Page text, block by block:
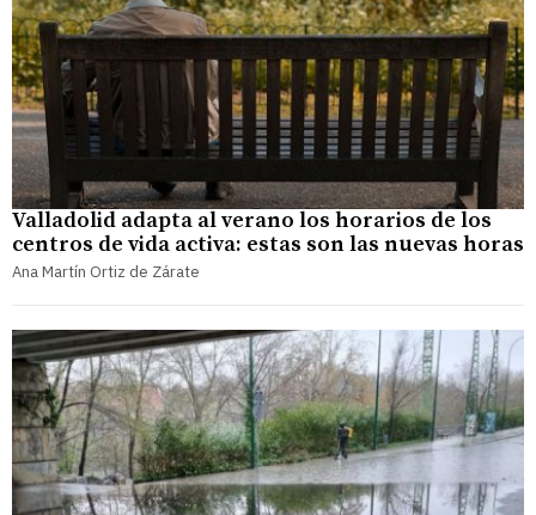
Valladolid adapta al verano los horarios de los
centros de vida activa: estas son las nuevas horas
Ana Martín Ortiz de Zárate